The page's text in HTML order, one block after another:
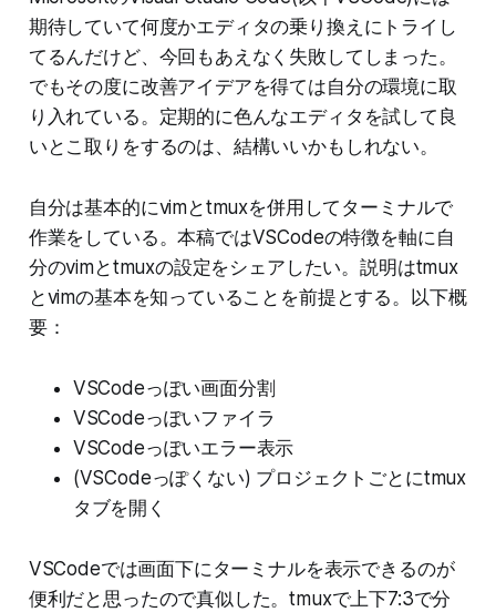
期待していて何度かエディタの乗り換えにトライし
てるんだけど、今回もあえなく失敗してしまった。
でもその度に改善アイデアを得ては自分の環境に取
り入れている。定期的に色んなエディタを試して良
いとこ取りをするのは、結構いいかもしれない。
自分は基本的にvimとtmuxを併用してターミナルで
作業をしている。本稿ではVSCodeの特徴を軸に自
分のvimとtmuxの設定をシェアしたい。説明はtmux
とvimの基本を知っていることを前提とする。以下概
要：
VSCodeっぽい画面分割
VSCodeっぽいファイラ
VSCodeっぽいエラー表示
(VSCodeっぽくない) プロジェクトごとにtmux
タブを開く
VSCodeでは画面下にターミナルを表示できるのが
便利だと思ったので真似した。tmuxで上下7:3で分